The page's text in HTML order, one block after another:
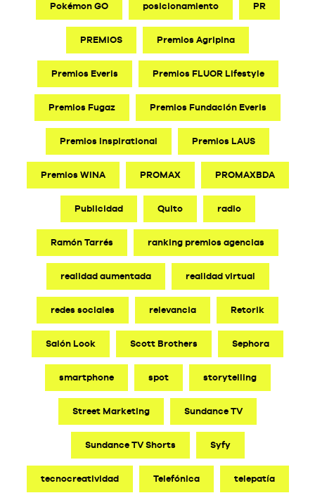
Pokémon GO posicionamiento PR
PREMIOS Premios Agripina
Premios Everis Premios FLUOR Lifestyle
Premios Fugaz Premios Fundación Everis
Premios Inspirational Premios LAUS
Premios WINA PROMAX PROMAXBDA
Publicidad Quito radio
Ramón Tarrés ranking premios agencias
realidad aumentada realidad virtual
redes sociales relevancia Retorik
Salón Look Scott Brothers Sephora
smartphone spot storytelling
Street Marketing Sundance TV
Sundance TV Shorts Syfy
tecnocreatividad Telefónica telepatía